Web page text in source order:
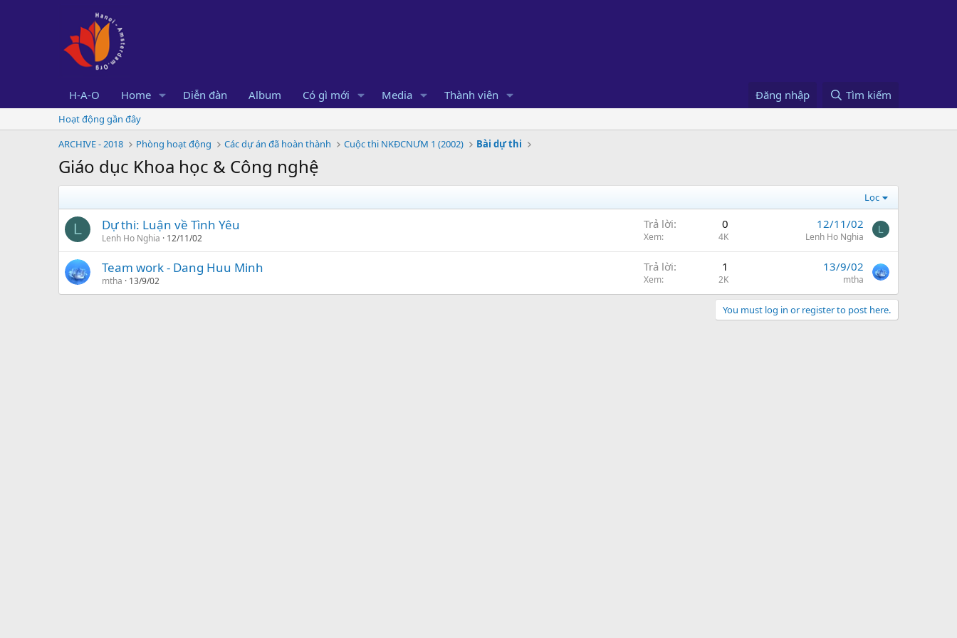
H-A-O Home Diễn đàn Album Có gì mới Media Thành viên Đăng nhập Tìm kiếm
Hoạt động gần đây
ARCHIVE - 2018
Phòng hoạt động Các dự án đã hoàn thành Cuộc thi NKĐCNƯM 1 (2002) Bài dự thi
Giáo dục Khoa học & Công nghệ
Lọc
L Dự thi: Luận về Tình Yêu
Lenh Ho Nghia 12/11/02
Trả lời 0
Xem 4K
12/11/02
Lenh Ho Nghia
L
Team work - Dang Huu Minh
mtha 13/9/02
Trả lời 1
Xem 2K
13/9/02
mtha
You must log in or register to post here.